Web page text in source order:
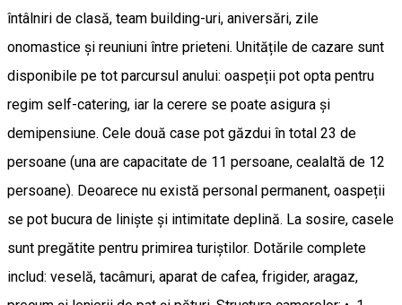
întâlniri de clasă, team building-uri, aniversări, zile
onomastice și reuniuni între prieteni. Unitățile de cazare sunt
disponibile pe tot parcursul anului: oaspeții pot opta pentru
regim self-catering, iar la cerere se poate asigura și
demipensiune. Cele două case pot găzdui în total 23 de
persoane (una are capacitate de 11 persoane, cealaltă de 12
persoane). Deoarece nu există personal permanent, oaspeții
se pot bucura de liniște și intimitate deplină. La sosire, casele
sunt pregătite pentru primirea turiștilor. Dotările complete
includ: veselă, tacâmuri, aparat de cafea, frigider, aragaz,